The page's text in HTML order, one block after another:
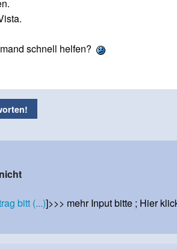
schnell helfen?
bitt (...)]>>> mehr Input bitte ; Hier